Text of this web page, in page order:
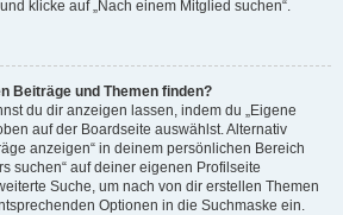
klicke auf „Nach einem Mitglied suchen“.
Beiträge und Themen finden?
du dir anzeigen lassen, indem du „Eigene
auf der Boardseite auswählst. Alternativ
anzeigen“ in deinem persönlichen Bereich
suchen“ auf deiner eigenen Profilseite
Suche, um nach von dir erstellen Themen
Optionen in die Suchmaske ein.